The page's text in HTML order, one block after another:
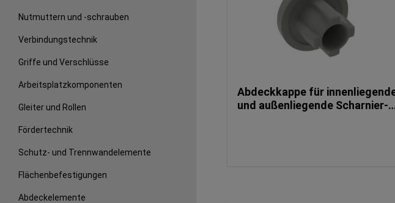
Nutmuttern und -schrauben
Verbindungstechnik
Griffe und Verschlüsse
Arbeitsplatzkomponenten
Gleiter und Rollen
Fördertechnik
Schutz- und Trennwandelemente
Flächenbefestigungen
Abdeckelemente
Abdeckkappe für
und außenliegende Scharnier-